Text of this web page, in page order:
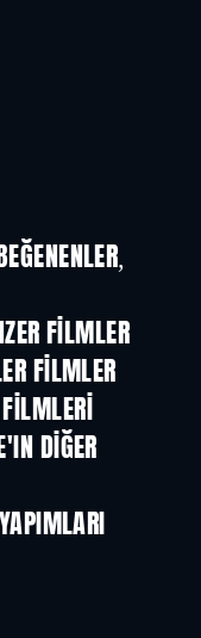
FILMLER
FILMLER
DIĞER